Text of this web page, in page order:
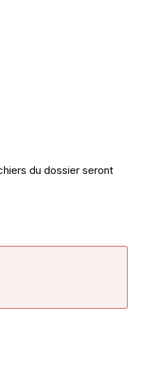
du dossier seront